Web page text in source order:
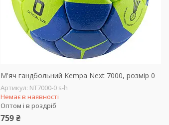
М'яч гандбольний Kempa Next 7000, розмір 0
NT7000-0 s-h
Немає в наявності
Оптом і в роздріб
759 ₴